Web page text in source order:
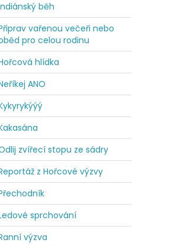
běh
vařenou večeři nebo
pro celou rodinu
hlídka
ANO
zvířecí stopu ze sádry
z Hořcové výzvy
sprchování
výzva